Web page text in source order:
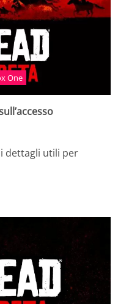
One
dettagli utili per